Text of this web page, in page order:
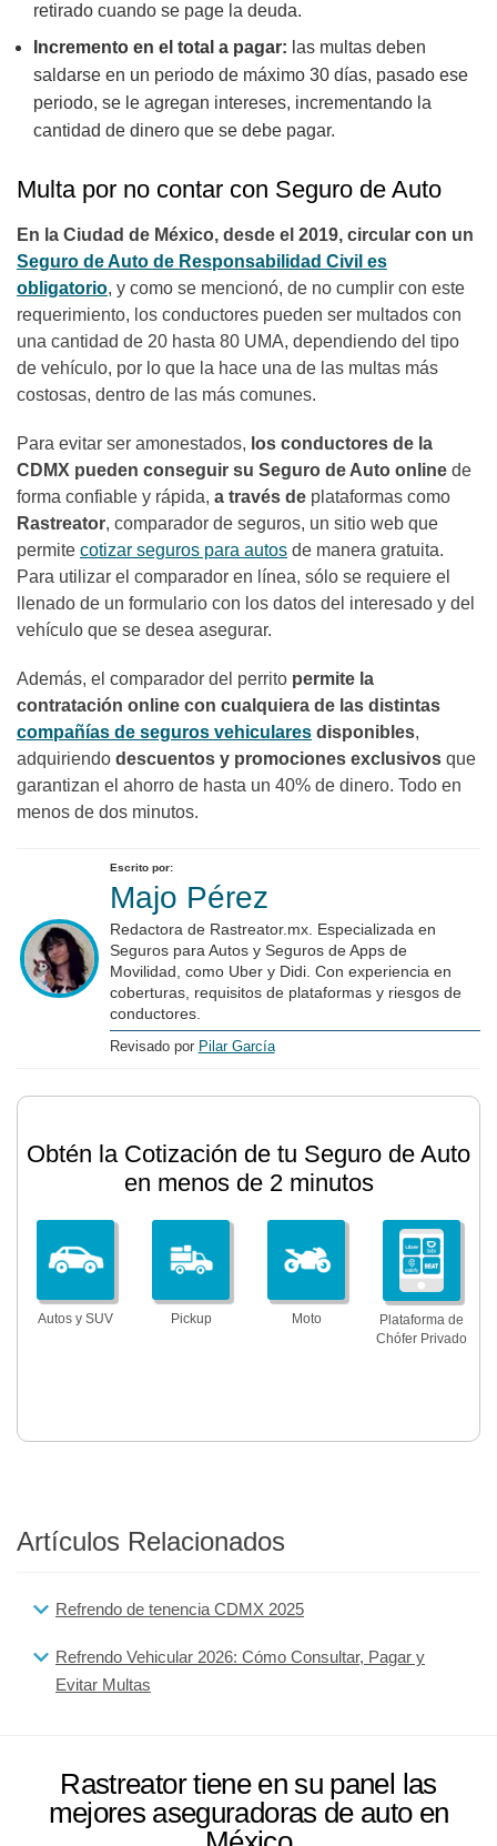
retirado cuando se page la deuda.
Incremento en el total a pagar: las multas deben
saldarse en un periodo de máximo 30 días, pasado ese
periodo, se le agregan intereses, incrementando la
cantidad de dinero que se debe pagar.
Multa por no contar con Seguro de Auto
En la Ciudad de México, desde el 2019, circular con un
Seguro de Auto de Responsabilidad Civil es
obligatorio, y como se mencionó, de no cumplir con este
requerimiento, los conductores pueden ser multados con
una cantidad de 20 hasta 80 UMA, dependiendo del tipo
de vehículo, por lo que la hace una de las multas más
costosas, dentro de las más comunes.
Para evitar ser amonestados, los conductores de la
CDMX pueden conseguir su Seguro de Auto online de
forma confiable y rápida, a través de plataformas como
Rastreator, comparador de seguros, un sitio web que
permite cotizar seguros para autos de manera gratuita.
Para utilizar el comparador en línea, sólo se requiere el
llenado de un formulario con los datos del interesado y del
vehículo que se desea asegurar.
Además, el comparador del perrito permite la
contratación online con cualquiera de las distintas
compañías de seguros vehiculares disponibles,
adquiriendo descuentos y promociones exclusivos que
garantizan el ahorro de hasta un 40% de dinero. Todo en
menos de dos minutos.
Escrito por:
Majo Pérez
Redactora de Rastreator.mx. Especializada en
Seguros para Autos y Seguros de Apps de
Movilidad, como Uber y Didi. Con experiencia en
coberturas, requisitos de plataformas y riesgos de
conductores.
Revisado por Pilar García
Obtén la Cotización de tu Seguro de Auto
en menos de 2 minutos
Autos y SUV Pickup Moto
Plataforma de
Chófer Privado
Artículos Relacionados
Refrendo de tenencia CDMX 2025
Refrendo Vehicular 2026: Cómo Consultar, Pagar y
Evitar Multas
Rastreator tiene en su panel las
mejores aseguradoras de auto en